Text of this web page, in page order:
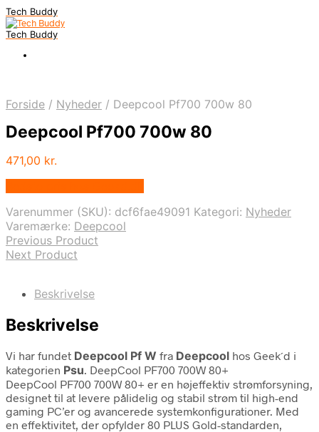
Tech Buddy
Tech Buddy
Forside / Nyheder / Deepcool Pf700 700w 80
Deepcool Pf700 700w 80
471,00 kr.
Varenummer (SKU): dcf6fae49091 Kategori: Nyheder
Varemærke: Deepcool
Previous Product
Next Product
Beskrivelse
Beskrivelse
Vi har fundet Deepcool Pf W fra Deepcool hos Geek´d i
kategorien Psu. DeepCool PF700 700W 80+
DeepCool PF700 700W 80+ er en højeffektiv strømforsyning,
designet til at levere pålidelig og stabil strøm til high-end
gaming PC’er og avancerede systemkonfigurationer. Med
en effektivitet, der opfylder 80 PLUS Gold-standarden,